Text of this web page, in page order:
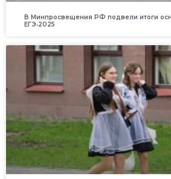
В Минпросвещения РФ подвели итоги
ЕГЭ‑2025